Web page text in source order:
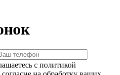
с политикой